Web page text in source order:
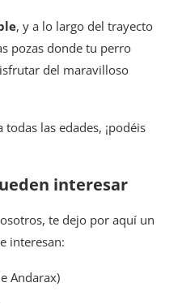
, y a lo largo del trayecto
pozas donde tu perro
del maravilloso
todas las edades, ¡podéis
interesar
te dejo por aquí un
interesan:
Andarax)